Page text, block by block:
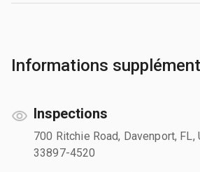
Informations
Inspections
700 Ritchie Road, Davenport,
33897-4520